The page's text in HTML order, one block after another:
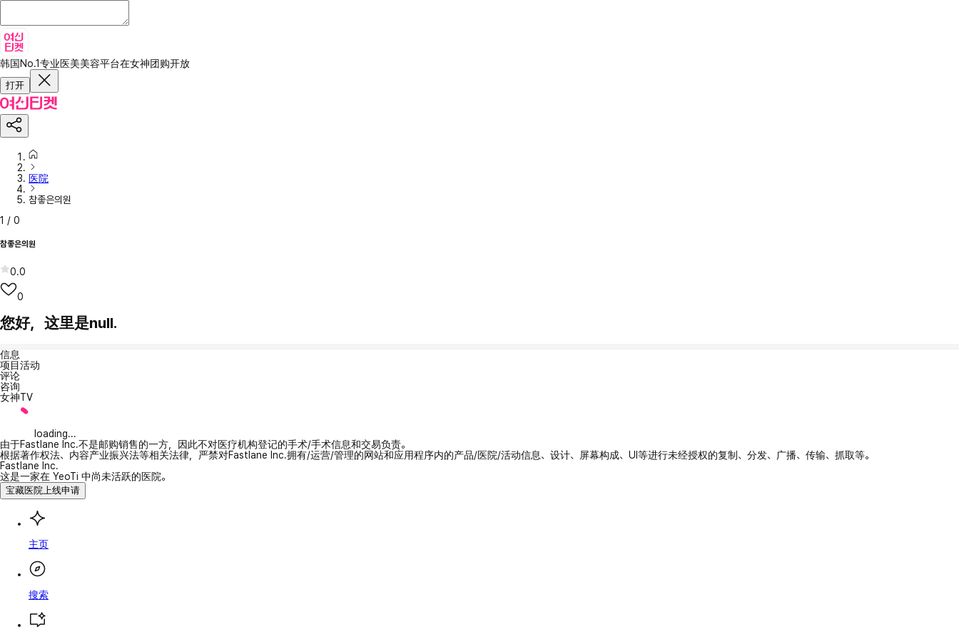
韩国No.1专业医美美容平台在女神团购开放
打开
医院
참좋은의원
1 / 0
참좋은의원
0.0
0
您好，这里是null.
信息
项目活动
评论
咨询
女神TV
loading...
由于Fastlane Inc.不是邮购销售的一方，因此不对医疗机构登记的手术/手术信息和交易负责。
根据著作权法、内容产业振兴法等相关法律，严禁对Fastlane Inc.拥有/运营/管理的网站和应用程序内的产品/医院/活动信息、设计、屏幕构成、UI等进行未经授权的复制、分发、广播、传输、抓取等。
Fastlane Inc.
这是一家在 YeoTi 中尚未活跃的医院。
宝藏医院上线申请
主页
搜索